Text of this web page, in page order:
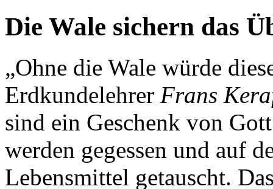
Die Wale sichern das
„Ohne die Wale würde
Erdkundelehrer Frans
sind ein Geschenk von
werden gegessen und auf
Lebensmittel getauscht.